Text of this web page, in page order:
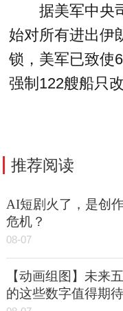
据美军中央
始对所有进出伊
锁，美军已致使
强制122艘船只
推荐阅读
AI短剧火了，是创
危机？
08-07
【动画组图】未来
的这些数字值得期待